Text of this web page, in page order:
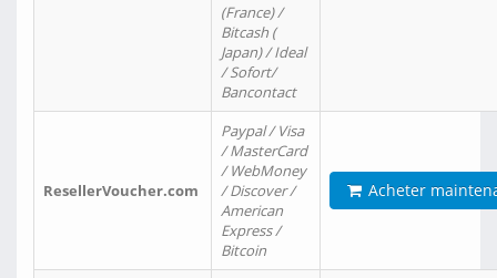
(France) /
Bitcash (
Japan) / Ideal
/ Sofort/
Bancontact
ResellerVoucher.com
Paypal / Visa
/ MasterCard
/ WebMoney
/ Discover /
American
Express /
Bitcoin
Acheter